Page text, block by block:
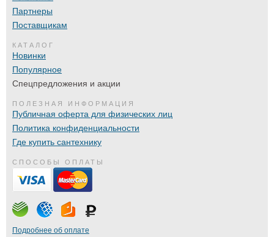
Партнеры
Поставщикам
КАТАЛОГ
Новинки
Популярное
Спецпредложения и акции
ПОЛЕЗНАЯ ИНФОРМАЦИЯ
Публичная оферта для физических лиц
Политика конфиденциальности
Где купить сантехнику
СПОСОБЫ ОПЛАТЫ
Подробнее об оплате